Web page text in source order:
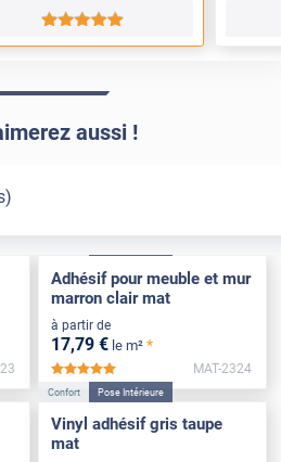
*****
aussi !
Adhésif pour meuble et mur
marron clair mat
à partir de
17,79 € le m² *
MAT-2324
Confort Pose Intérieure
Vinyl adhésif gris taupe
mat